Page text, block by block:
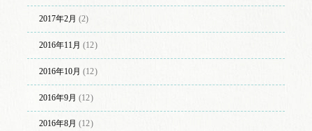
2017年2月 (2)
2016年11月 (12)
2016年10月 (12)
2016年9月 (12)
2016年8月 (12)